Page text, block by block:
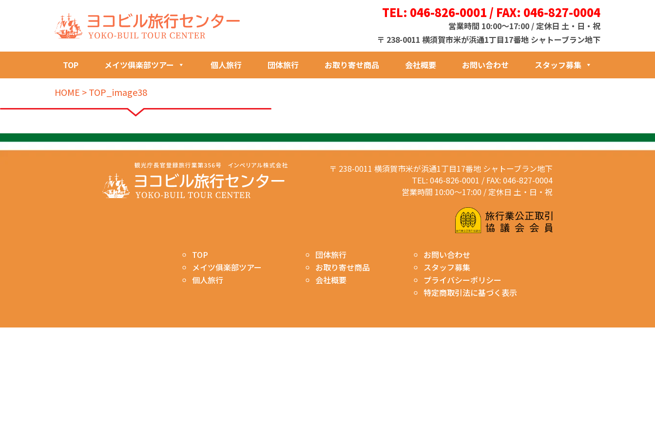
TEL: 046-826-0001 / FAX: 046-827-0004
営業時間 10:00～17:00 / 定休日 土・日・祝
〒 238-0011 横須賀市米が浜通1丁目17番地 シャトーブラン地下
TOP メイツ俱楽部ツアー 個人旅行 団体旅行 お取り寄せ商品 会社概要 お問い合わせ スタッフ募集
HOME >TOP_image38
〒 238-0011 横須賀市米が浜通1丁目17番地 シャトーブラン地下
TEL: 046-826-0001 / FAX: 046-827-0004
営業時間 10:00～17:00 / 定休日 土・日・祝
TOP
メイツ俱楽部ツアー
個人旅行
団体旅行
お取り寄せ商品
会社概要
お問い合わせ
スタッフ募集
プライバシーポリシー
特定商取引法に基づく表示